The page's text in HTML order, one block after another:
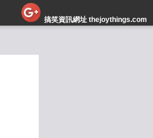
搞笑資訊網址 thejoythings.com